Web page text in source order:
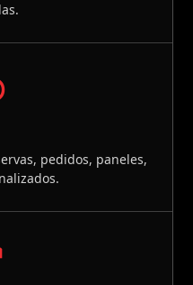
pedidos, paneles,